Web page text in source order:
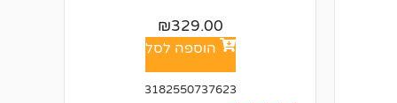
₪329.00
הוספה לסל
3182550737623